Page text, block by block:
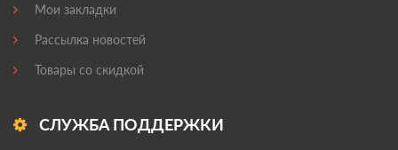
Мои закладки
Рассылка новостей
Товары со скидкой
СЛУЖБА ПОДДЕРЖКИ